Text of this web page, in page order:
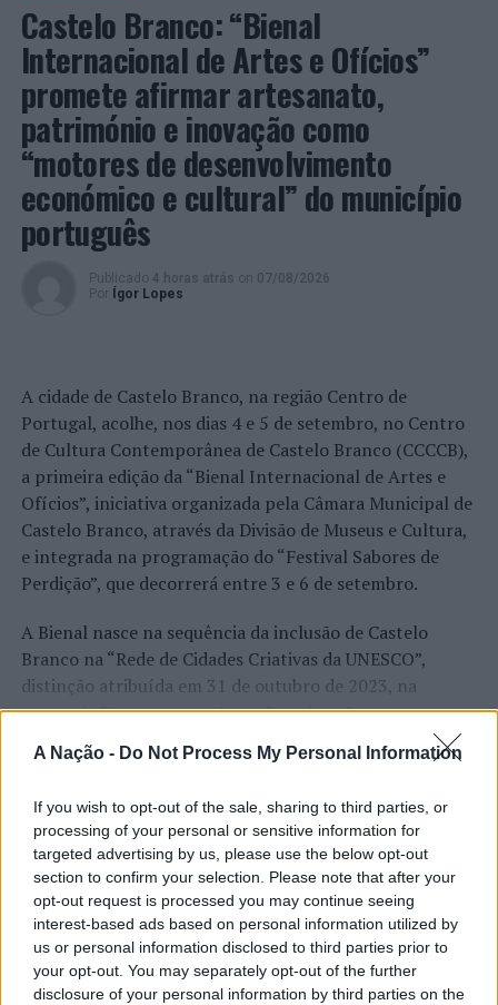
A Nação - Do Not Process My Personal Information
If you wish to opt-out of the sale, sharing to third parties, or
processing of your personal or sensitive information for
targeted advertising by us, please use the below opt-out
section to confirm your selection. Please note that after your
opt-out request is processed you may continue seeing
interest-based ads based on personal information utilized by
us or personal information disclosed to third parties prior to
your opt-out. You may separately opt-out of the further
disclosure of your personal information by third parties on the
ecológica do município.
Foto: CMS.
TÓPICOS RELACIONADOS: BASÍLIO HORTA
DESTAQUE
OBRAS
SINTRA
PRÓXIMO
Coimbra: Jovem detido por condução sem carta em
veiculo com matrícula falsa
NÃO PERCA
Sintra continua a investir na recuperação de escolas
Castelo Branco: “Bienal
Internacional de Artes e Ofícios”
promete afirmar artesanato,
património e inovação como
“motores de desenvolvimento
económico e cultural” do município
português
Publicado 4 horas atrás on 07/08/2026
Por
Ígor Lopes
A cidade de Castelo Branco, na região Centro de
Portugal, acolhe, nos dias 4 e 5 de setembro, no Centro
de Cultura Contemporânea de Castelo Branco (CCCCB),
a primeira edição da “Bienal Internacional de Artes e
Ofícios”, iniciativa organizada pela Câmara Municipal de
Castelo Branco, através da Divisão de Museus e Cultura,
e integrada na programação do “Festival Sabores de
Perdição”, que decorrerá entre 3 e 6 de setembro.
A Bienal nasce na sequência da inclusão de Castelo
Branco na “Rede de Cidades Criativas da UNESCO”,
distinção atribuída em 31 de outubro de 2023, na
categoria “Artesanato e Artes Populares”,
reconhecimento internacional alcançado graças ao
“valor patrimonial, artístico e identitário” do “Bordado
emblemáticas da cultura portuguesa e elemento central
da identidade albicastrense.
Ao longo de dois dias, especialistas nacionais e
internacionais, investigadores, artesãos, representantes
institucionais, organismos públicos, instituições de
ensino superior e cidades pertencentes à “Rede de
ATUALIDADE
Covilhã: Especialista aponta
investimento estrangeiro e
valorização imobiliária como